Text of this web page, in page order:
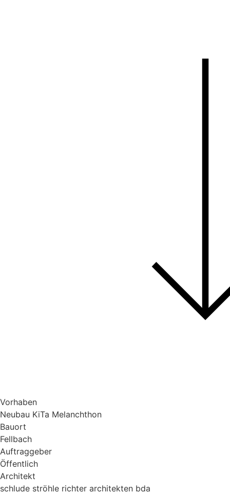
Vorhaben
Neubau KiTa Melanchthon
Bauort
Fellbach
Auftraggeber
Öffentlich
Architekt
schlude ströhle richter architekten bda